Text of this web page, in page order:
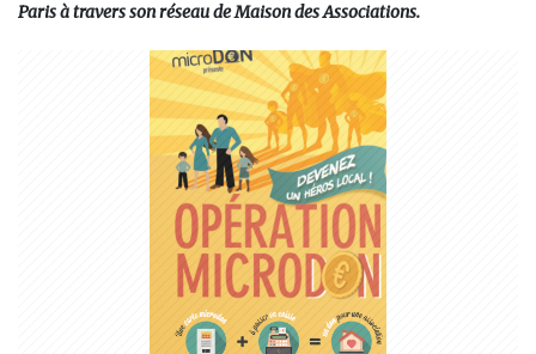
Paris à travers son réseau de Maison des Associations.